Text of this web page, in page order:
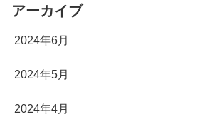
アーカイブ
2024年6月
2024年5月
2024年4月